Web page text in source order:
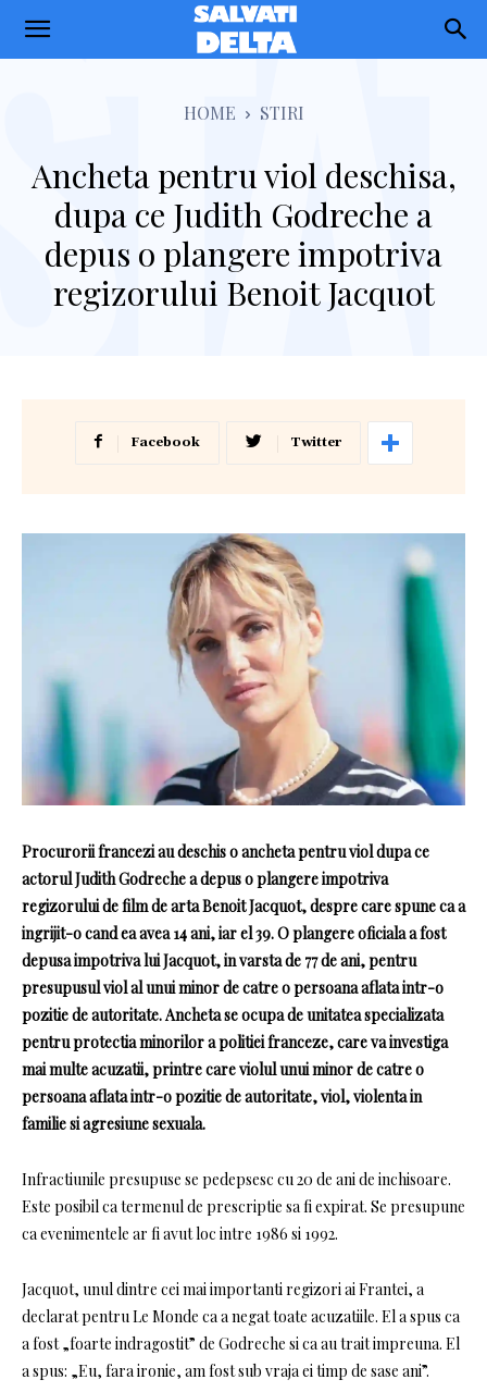
Salvati
HOME STIRI
Ancheta pentru viol deschisa,
dupa ce Judith Godreche a
depus o plangere impotriva
regizorului Benoit Jacquot
Facebook Twitter
Procurorii francezi au deschis o ancheta pentru viol dupa ce
actorul Judith Godreche a depus o plangere impotriva
regizorului de film de arta Benoit Jacquot, despre care spune ca a
ingrijit-o cand ea avea 14 ani, iar el 39. O plangere oficiala a fost
depusa impotriva lui Jacquot, in varsta de 77 de ani, pentru
presupusul viol al unui minor de catre o persoana aflata intr-o
pozitie de autoritate. Ancheta se ocupa de unitatea specializata
pentru protectia minorilor a politiei franceze, care va investiga
mai multe acuzatii, printre care violul unui minor de catre o
persoana aflata intr-o pozitie de autoritate, viol, violenta in
familie si agresiune sexuala.
Infractiunile presupuse se pedepsesc cu 20 de ani de inchisoare.
Este posibil ca termenul de prescriptie sa fi expirat. Se presupune
ca evenimentele ar fi avut loc intre 1986 si 1992.
Jacquot, unul dintre cei mai importanti regizori ai Frantei, a
declarat pentru Le Monde ca a negat toate acuzatiile. El a spus ca
a fost „foarte indragostit” de Godreche si ca au trait impreuna. El
a spus: „Eu, fara ironie, am fost sub vraja ei timp de sase ani”.